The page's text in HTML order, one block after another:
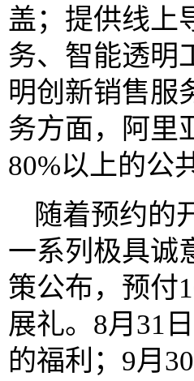
盖；提供线上
务、智能透明
明创新销售服
务方面，阿里
80%以上的公
随着预约的
一系列极具诚
策公布，预付
展礼。8月31
的福利；9月